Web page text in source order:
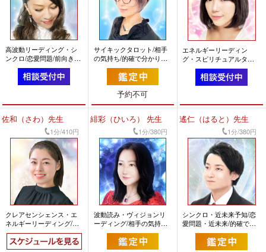
高波動リーディング・シ
ンクロ/恋愛問題/前向きに
なれる
サイキックタロット/相手
の気持ち/的確で分かりや
予約不可
エネルギーリーディン
グ・スピリチュアルタロ
ット/相手の気持ち/前向き
になれる
佐和（さわ）先生
1分/410円
クレアセンシェンス・エ
ネルギーリーディング/復
縁/前向きになれる
緋彩（ひいろ） 先生
1分/380円
波動読み・ヴィジョンリ
ーディング/相手の気持ち/
的確で分かりやすい
遙仁（はると）先生
1分/380円
シンクロ・近未来予知/恋
愛問題・近未来/的確で分
かりやすい